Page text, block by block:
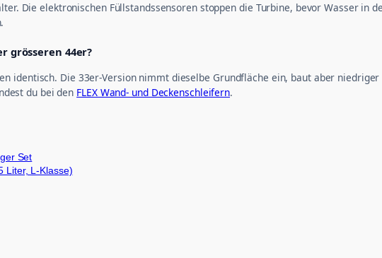
Die elektronischen Füllstandssensoren stoppen die Turbine, bevor Wasser in
grösseren 44er?
identisch. Die 33er-Version nimmt dieselbe Grundfläche ein, baut aber
du bei den FLEX Wand- und Deckenschleifern.
Set
Liter, L-Klasse)